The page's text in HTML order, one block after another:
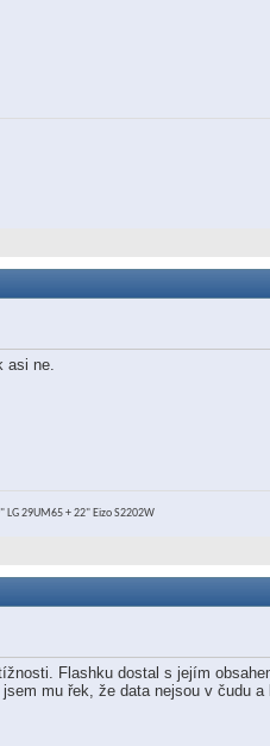
asi ne.
LG 29UM65 + 22" Eizo S2202W
Flashku dostal s jejím
mu řek, že data nejsou v čudu